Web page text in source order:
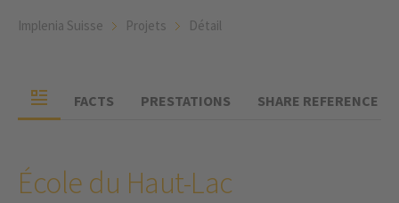
Implenia Suisse Projets Détail
FACTS PRESTATIONS SHARE REFERENCE
École du Haut-Lac